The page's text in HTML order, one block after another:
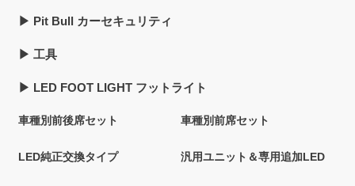
▶︎ Pit Bull カーセキュリティ
▶︎ 工具
▶︎ LED FOOT LIGHT フットライト
車種別前後席セット 車種別前席セット
LED純正交換タイプ 汎用ユニット＆専用追加LED